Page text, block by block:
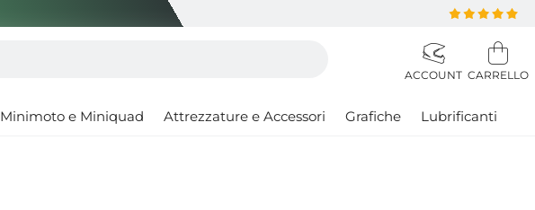
Minimoto e Miniquad Attrezzature e Accessori Grafiche Lubrificanti